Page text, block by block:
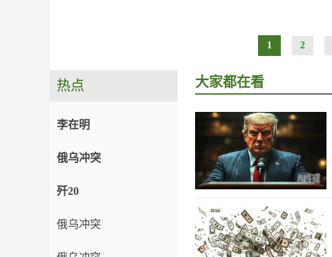
1 2
热点
李在明
俄乌冲突
歼20
俄乌冲突
大家都在看